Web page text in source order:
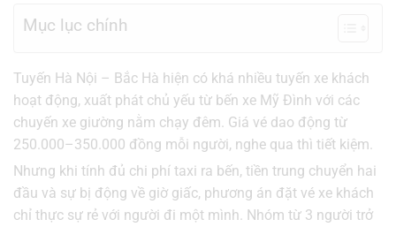
Mục lục chính
Tuyến Hà Nội – Bắc Hà hiện có khá nhiều tuyến xe khách
hoạt động, xuất phát chủ yếu từ bến xe Mỹ Đình với các
chuyến xe giường nằm chạy đêm. Giá vé dao động từ
250.000–350.000 đồng mỗi người, nghe qua thì tiết kiệm.
Nhưng khi tính đủ chi phí taxi ra bến, tiền trung chuyển hai
đầu và sự bị động về giờ giấc, phương án đặt vé xe khách
chỉ thực sự rẻ với người đi một mình. Nhóm từ 3 người trở